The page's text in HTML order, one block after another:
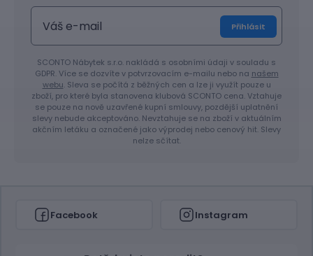
Přihlásit
SCONTO Nábytek s.r.o. nakládá s osobními údaji v souladu s
GDPR. Více se dozvíte v potvrzovacím e-mailu nebo na našem
webu. Sleva se počítá z běžných cen a lze ji využít pouze u
zboží, pro které byla stanovena klubová SCONTO cena. Vztahuje
se pouze na nově uzavřené kupní smlouvy, pozdější uplatnění
slevy nebude akceptováno. Nevztahuje se na zboží v aktuálním
akčním letáku a označené jako výprodej nebo cenový hit. Slevy
nelze sčítat.
Facebook Instagram